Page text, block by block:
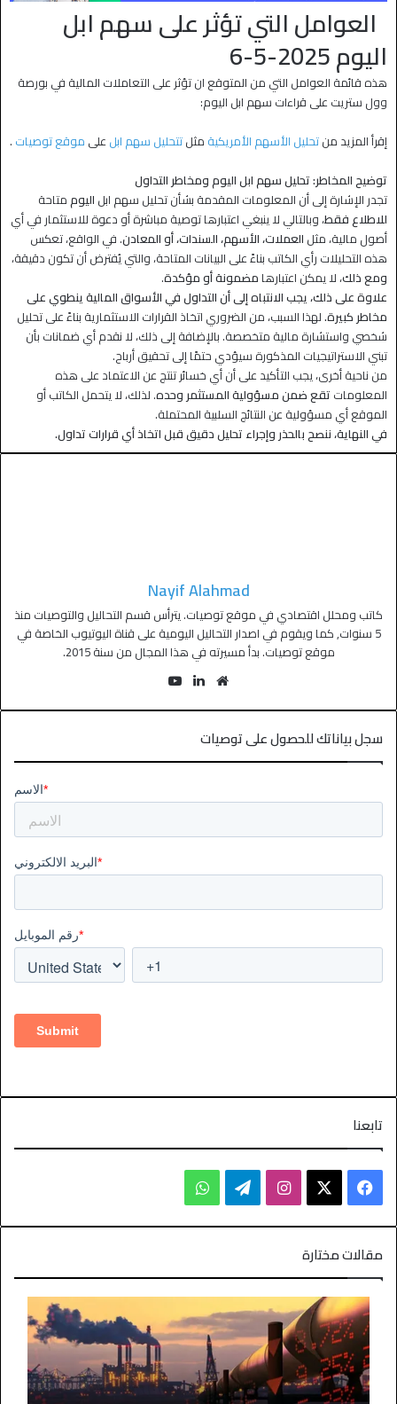
العوامل التي تؤثر علىسهم ابل
اليوم 2025-5-6
هذه قائمة العوامل التي من المتوقع ان تؤثر على التعاملات المالية في بورصة
وول ستريت على قراءات سهم ابل اليوم:
إقرأ المزيد منتحليل الأسهم الأمريكية مثلتتحليل سهم ابل على موقع توصيات .
توضيح المخاطر: تحليل سهم ابل اليوم ومخاطر التداول
تجدر الإشارة إلى أن المعلومات المقدمة بشأن تحليل سهم ابل اليوممتاحة
للاطلاع فقط، وبالتالي لا ينبغي اعتبارها توصية مباشرة أو دعوة للاستثمار في أي
أصول مالية، مثل العملات، الأسهم، السندات، أو المعادن. في الواقع، تعكس
هذه التحليلات رأي الكاتب بناءً على البيانات المتاحة، والتي يُفترض أن تكون دقيقة،
ومع ذلك، لا يمكن اعتبارها مضمونة أو مؤكدة.
علاوة على ذلك، يجب الانتباه إلى أن التداول في الأسواق المالية ينطوي على
مخاطر كبيرة.لهذا السبب، من الضروري اتخاذ القرارات الاستثمارية بناءً على تحليل
شخصي واستشارة مالية متخصصة. بالإضافة إلى ذلك، لا نقدم أي ضمانات بأن
تبني الاستراتيجيات المذكورة سيؤدي حتمًا إلى تحقيق أرباح.
من ناحية أخرى، يجب التأكيد على أن أي خسائر تنتج عن الاعتماد على هذه
المعلومات تقع ضمن مسؤولية المستثمر وحده. لذلك، لا يتحمل الكاتب أو
الموقع أي مسؤولية عن النتائج السلبية المحتملة.
في النهاية، ننصح بالحذر وإجراء تحليل دقيق قبل اتخاذ أي قرارات تداول.
Nayif Alahmad
كاتب ومحلل اقتصادي في موقع توصيات. يترأس قسم التحاليل والتوصيات منذ
5 سنوات, كما ويقوم في اصدار التحاليل اليومية على قناة اليوتيوب الخاصة في
موقع توصيات. بدأ مسيرته في هذا المجال من سنة 2015.
سجل بياناتك للحصول على توصيات
تابعنا
مقالات مختارة